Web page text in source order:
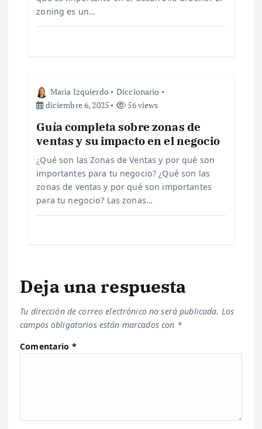
zoning es un…
Maria Izquierdo
Diccionario
diciembre 6, 2025
56 views
Guía completa sobre zonas de
ventas y su impacto en el negocio
¿Qué son las Zonas de Ventas y por qué son
importantes para tu negocio? ¿Qué son las
zonas de ventas y por qué son importantes
para tu negocio? Las zonas…
Deja una respuesta
Tu dirección de correo electrónico no será publicada. Los
campos obligatorios están marcados con *
Comentario *